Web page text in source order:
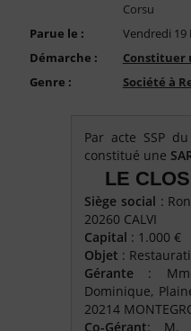
Corsu
Parue le :
Vendredi 19
Démarche :
Constituer
Genre :
Société à
Par acte SSP
constitué une
LE
Siège social :
20260 CALVI
Capital : 1.000 €
Objet :
Gérante :
Dominique,
20214
Co-Gérant: M.